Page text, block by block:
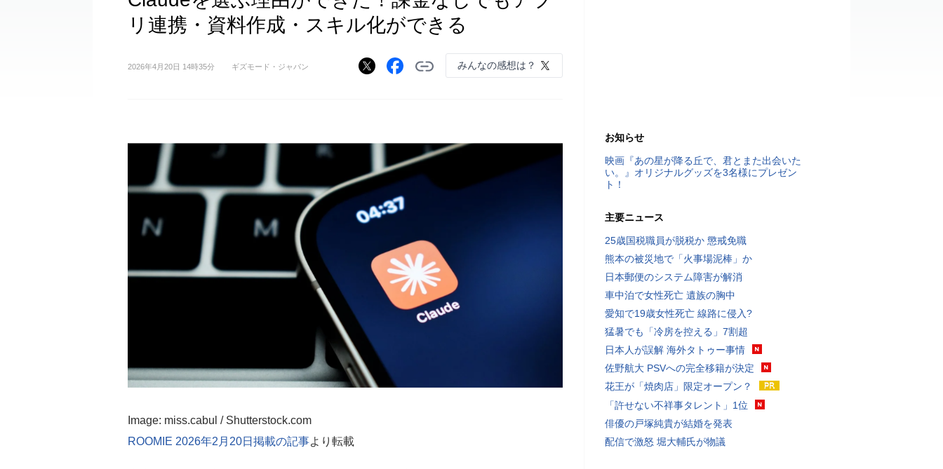
リ連携・資料作成・スキル化ができる
2026年4月20日 14時35分 ギズモード・ジャパン みんなの感想は？
Image: miss.cabul / Shutterstock.com
ROOMIE 2026年2月20日掲載の記事より転載
お知らせ
映画『あの星が降る丘で、君とまた出会いた
い。』オリジナルグッズを3名様にプレゼン
ト！
主要ニュース
25歳国税職員が脱税か 懲戒免職
熊本の被災地で「火事場泥棒」か
日本郵便のシステム障害が解消
車中泊で女性死亡 遺族の胸中
愛知で19歳女性死亡 線路に侵入?
猛暑でも「冷房を控える」7割超
日本人が誤解 海外タトゥー事情
佐野航大 PSVへの完全移籍が決定
花王が「焼肉店」限定オープン？
「許せない不祥事タレント」1位
俳優の戸塚純貴が結婚を発表
配信で激怒 堀大輔氏が物議